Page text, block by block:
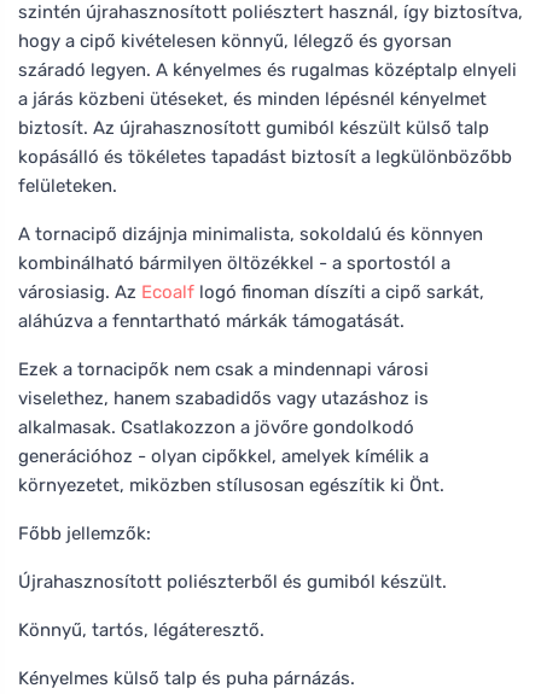
szintén újrahasznosított poliésztert használ, így biztosítva,
hogy a cipő kivételesen könnyű, lélegző és gyorsan
száradó legyen. A kényelmes és rugalmas középtalp elnyeli
a járás közbeni ütéseket, és minden lépésnél kényelmet
biztosít. Az újrahasznosított gumiból készült külső talp
kopásálló és tökéletes tapadást biztosít a legkülönbözőbb
felületeken.
A tornacipő dizájnja minimalista, sokoldalú és könnyen
kombinálható bármilyen öltözékkel - a sportostól a
városiasig. Az Ecoalf logó finoman díszíti a cipő sarkát,
aláhúzva a fenntartható márkák támogatását.
Ezek a tornacipők nem csak a mindennapi városi
viselethez, hanem szabadidős vagy utazáshoz is
alkalmasak. Csatlakozzon a jövőre gondolkodó
generációhoz - olyan cipőkkel, amelyek kímélik a
környezetet, miközben stílusosan egészítik ki Önt.
Főbb jellemzők:
Újrahasznosított poliészterből és gumiból készült.
Könnyű, tartós, légáteresztő.
Kényelmes külső talp és puha párnázás.